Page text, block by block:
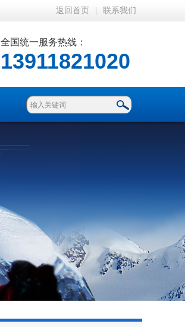
返回首页 联系我们
全国统一服务热线：
13911821020